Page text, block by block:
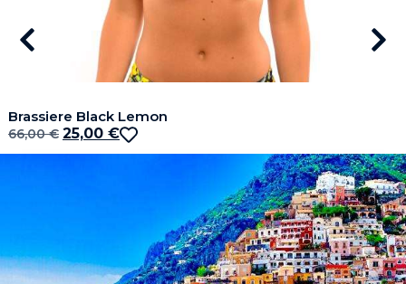
Brassiere Black Lemon
66,00€ 25,00 €